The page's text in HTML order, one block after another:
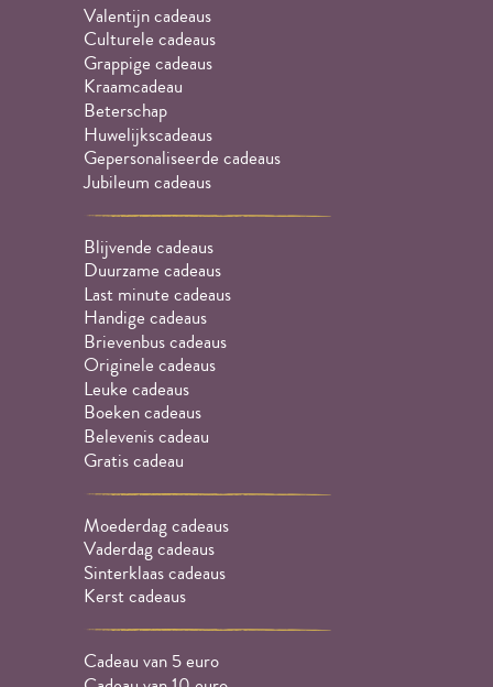
Valentijn cadeaus
Culturele cadeaus
Grappige cadeaus
Kraamcadeau
Beterschap
Huwelijkscadeaus
Gepersonaliseerde cadeaus
Jubileum cadeaus
Blijvende cadeaus
Duurzame cadeaus
Last minute cadeaus
Handige cadeaus
Brievenbus cadeaus
Originele cadeaus
Leuke cadeaus
Boeken cadeaus
Belevenis cadeau
Gratis cadeau
Moederdag cadeaus
Vaderdag cadeaus
Sinterklaas cadeaus
Kerst cadeaus
Cadeau van 5 euro